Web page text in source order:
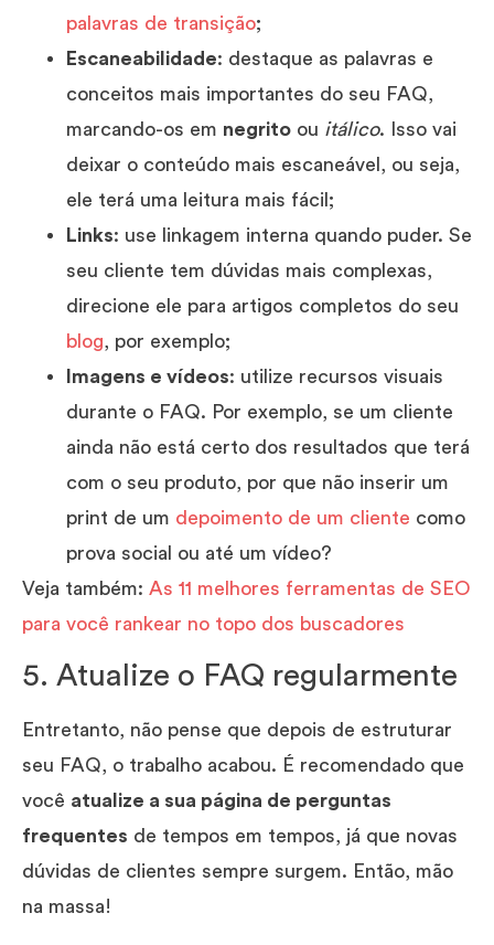
palavras de transição;
Escaneabilidade: destaque as palavras e
conceitos mais importantes do seu FAQ,
marcando-os em negrito ou itálico. Isso vai
deixar o conteúdo mais escaneável, ou seja,
ele terá uma leitura mais fácil;
Links: use linkagem interna quando puder. Se
seu cliente tem dúvidas mais complexas,
direcione ele para artigos completos do seu
blog, por exemplo;
Imagens e vídeos: utilize recursos visuais
durante o FAQ. Por exemplo, se um cliente
ainda não está certo dos resultados que terá
com o seu produto, por que não inserir um
print de um depoimento de um cliente como
prova social ou até um vídeo?
Veja também: As 11 melhores ferramentas de SEO
para você rankear no topo dos buscadores
5. Atualize o FAQ regularmente
Entretanto, não pense que depois de estruturar
seu FAQ, o trabalho acabou. É recomendado que
você atualize a sua página de perguntas
frequentes de tempos em tempos, já que novas
dúvidas de clientes sempre surgem. Então, mão
na massa!